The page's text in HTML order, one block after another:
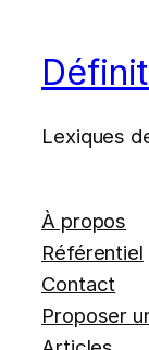
Lexiques
À propos
Référentiel
Contact
Proposer